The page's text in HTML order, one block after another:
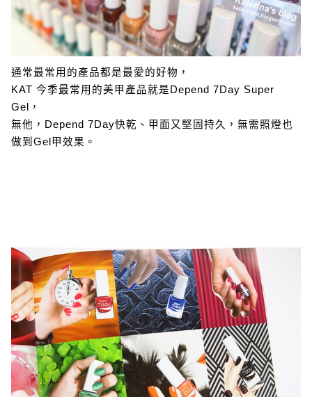
通常最常用的產品都是最愛的好物，
KAT 今季最常用的美甲產品就是Depend 7Day Super
Gel，
無他，Depend 7Day快乾、甲面又堅固持久，無需照燈也
做到Gel甲效果。